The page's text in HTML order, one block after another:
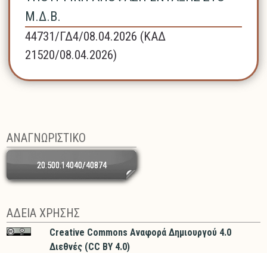
Μ.Δ.Β.
44731/ΓΔ4/08.04.2026 (ΚΑΔ
21520/08.04.2026)
ΑΝΑΓΝΩΡΙΣΤΙΚΟ
20.500.14040/40874
ΑΔΕΙΑ ΧΡΗΣΗΣ
Creative Commons Αναφορά Δημιουργού 4.0
Διεθνές (CC BY 4.0)